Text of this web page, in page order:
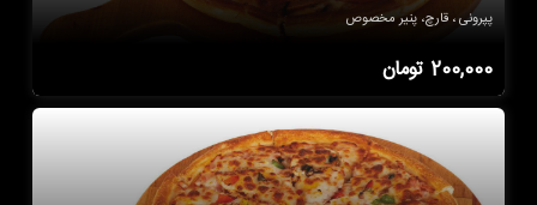
پپرونی ، قارچ، پنیر مخصوص
200,000 تومان